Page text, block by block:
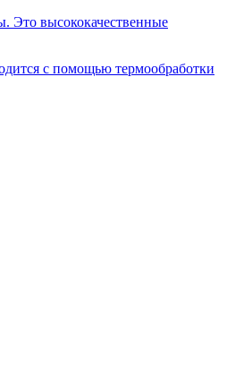
Это высококачественные
с помощью термообработки